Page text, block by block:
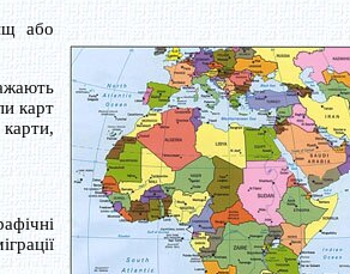
або
карт